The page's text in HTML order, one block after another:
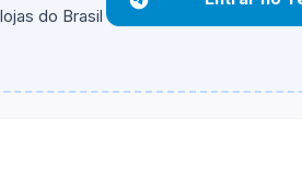
do Brasil